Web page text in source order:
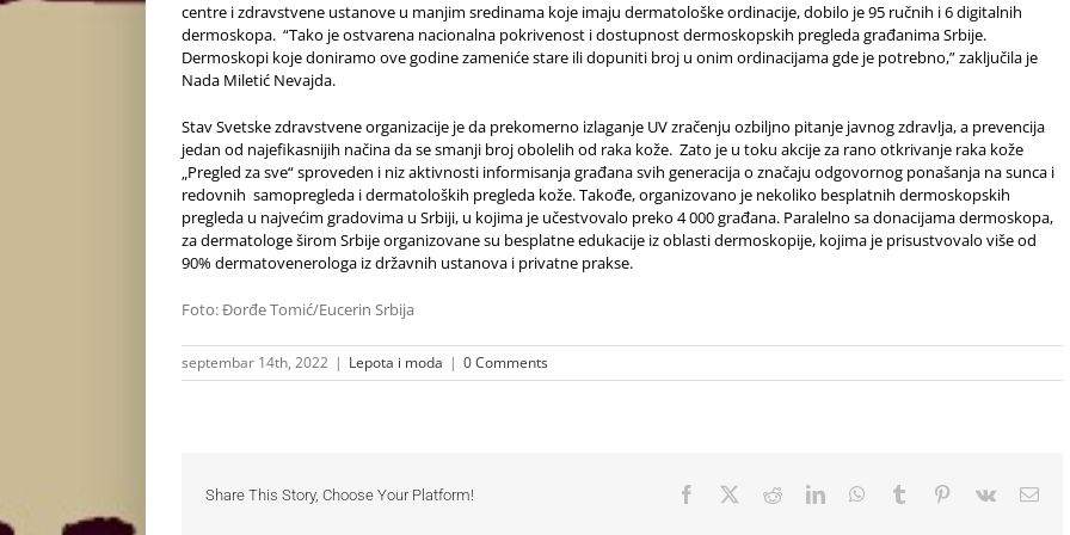
centre i zdravstvene ustanove u manjim sredinama koje imaju dermatološke ordinacije, dobilo je 95 ručnih i 6 digitalnih
dermoskopa. “Tako je ostvarena nacionalna pokrivenost i dostupnost dermoskopskih pregleda građanima Srbije.
Dermoskopi koje doniramo ove godine zameniće stare ili dopuniti broj u onim ordinacijama gde je potrebno,” zaključila je
Nada Miletić Nevajda.
Stav Svetske zdravstvene organizacije je da prekomerno izlaganje UV zračenju ozbiljno pitanje javnog zdravlja, a prevencija
jedan od najefikasnijih načina da se smanji broj obolelih od raka kože. Zato je u toku akcije za rano otkrivanje raka kože
„Pregled za sve“ sproveden i niz aktivnosti informisanja građana svih generacija o značaju odgovornog ponašanja na sunca i
redovnih samopregleda i dermatoloških pregleda kože. Takođe, organizovano je nekoliko besplatnih dermoskopskih
pregleda u najvećim gradovima u Srbiji, u kojima je učestvovalo preko 4 000 građana. Paralelno sa donacijama dermoskopa,
za dermatologe širom Srbije organizovane su besplatne edukacije iz oblasti dermoskopije, kojima je prisustvovalo više od
90% dermatovenerologa iz državnih ustanova i privatne prakse.
Foto: Đorđe Tomić/Eucerin Srbija
septembar 14th, 2022 | Lepota i moda | 0 Comments
Share This Story, Choose Your Platform! Facebook RedditLinkedInWhatsApp
Tumblr Pinterest
Vk